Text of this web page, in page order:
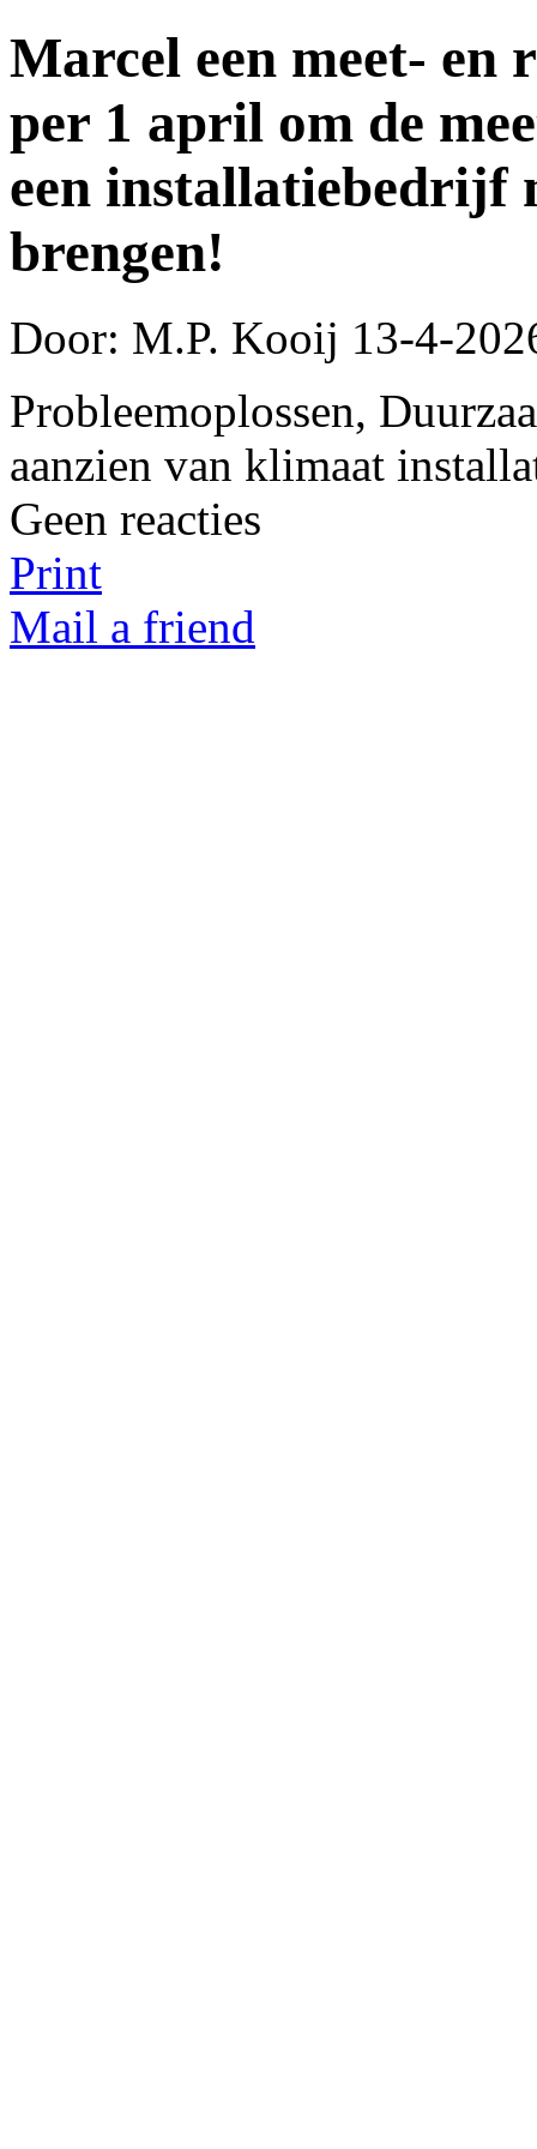
Marcel een meet- en
per 1 april om de
een installatiebedrijf
brengen!
Door: M.P. Kooij 13-4-
Probleemoplossen,
aanzien van klimaat
Geen reacties
Print
Mail a friend